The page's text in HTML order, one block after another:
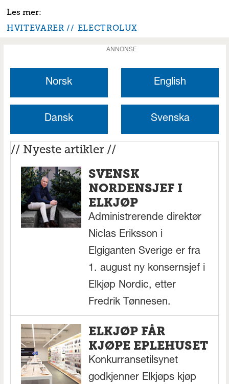
HVITEVARER ELECTROLUX
ANNONSE
Norsk English
Dansk Svenska
// Nyeste artikler //
SVENSK
NORDENSJEF I
ELKJØP
Administrerende direktør
Niclas Eriksson i
Elgiganten Sverige er fra
1. august ny konsernsjef i
Elkjøp Nordic, etter
Fredrik Tønnesen.
ELKJØP FÅR
KJØPE EPLEHUSET
Konkurransetilsynet
godkjenner Elkjøps kjøp